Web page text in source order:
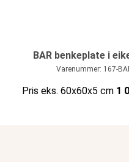
BAR benkeplate i
Varenummer: 167-
Pris eks. 60x60x5 cm 1